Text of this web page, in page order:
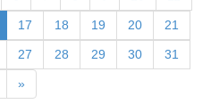
17 18 19 20 21
27 28 29 30 31
»